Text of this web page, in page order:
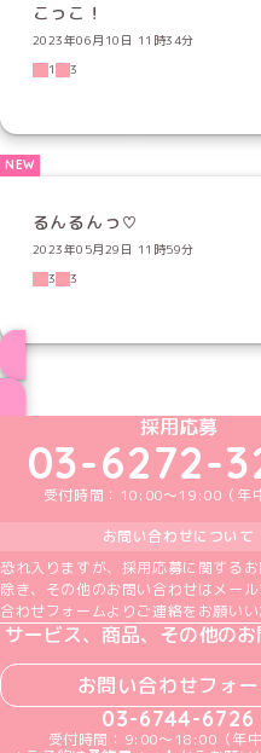
こっこ！
2023年06月10日 11時34分
1
3
るんるんっ♡
2023年05月29日 11時59分
3
3
めいどりー
めいど
採用応募
03-6272-
受付時間：10:00～19:00（年
お問い合わせについて
恐れ入りますが、採用応募に関する
除き、その他のお問い合わせはメー
合わせフォームよりご連絡をお願いい
サービス、商品、その他の
お問い合わせフォ
03-6744-6726
受付時間：9:00～18:00（年中